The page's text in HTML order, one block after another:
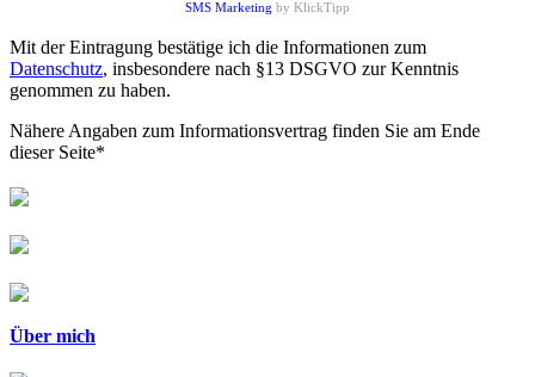
SMS Marketing by KlickTipp
Mit der Eintragung bestätige ich die Informationen zum
Datenschutz, insbesondere nach §13 DSGVO zur Kenntnis
genommen zu haben.
Nähere Angaben zum Informationsvertrag finden Sie am Ende
dieser Seite*
Über mich